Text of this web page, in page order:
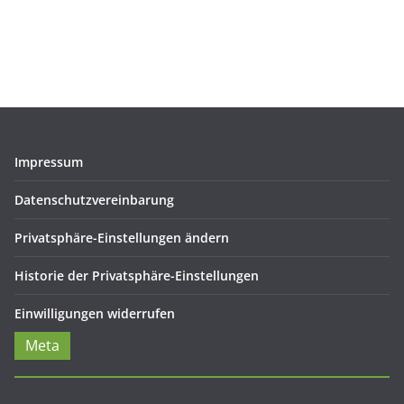
Impressum
Datenschutzvereinbarung
Privatsphäre-Einstellungen ändern
Historie der Privatsphäre-Einstellungen
Einwilligungen widerrufen
Meta